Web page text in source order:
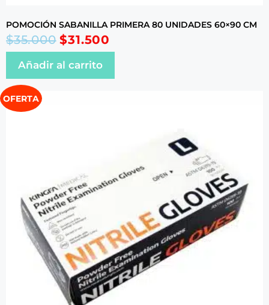
POMOCIÓN SABANILLA PRIMERA 80 UNIDADES 60×90 CM
$35.000 $31.500
Añadir al carrito
OFERTA